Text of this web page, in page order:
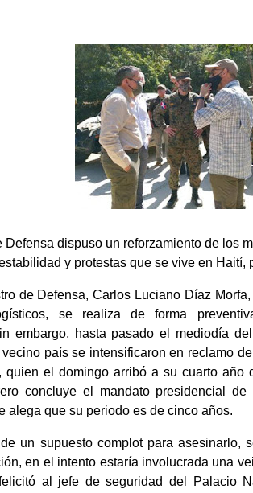
Defensa dispuso un reforzamiento de los
y protestas que se vive en Haití,
de Defensa, Carlos Luciano Díaz
se realiza de forma
embargo, hasta pasado el mediodía
país se intensificaron en reclamo
quien el domingo arribó a su cuarto año
concluye el mandato presidencial
alega que su periodo es de cinco años.
un supuesto complot para asesinarlo,
en el intento estaría involucrada una
al jefe de seguridad del Palacio